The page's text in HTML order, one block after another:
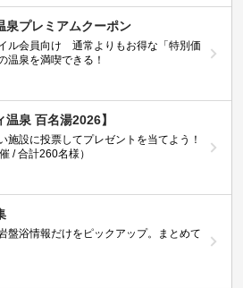
泉プレミアムクーポン
ル会員向け 通常よりもお得な「特別価
温泉を満喫できる！
温泉 百名湯2026】
施設に投票してプレゼントを当てよう！
/ 合計260名様）
盤浴情報だけをピックアップ。まとめて